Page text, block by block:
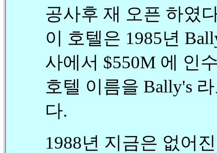
공사후 재 오픈 하였
이 호텔은 1985년
사에서 $550M 에 인
호텔 이름을 Bally's
다.
1988년 지금은 없어